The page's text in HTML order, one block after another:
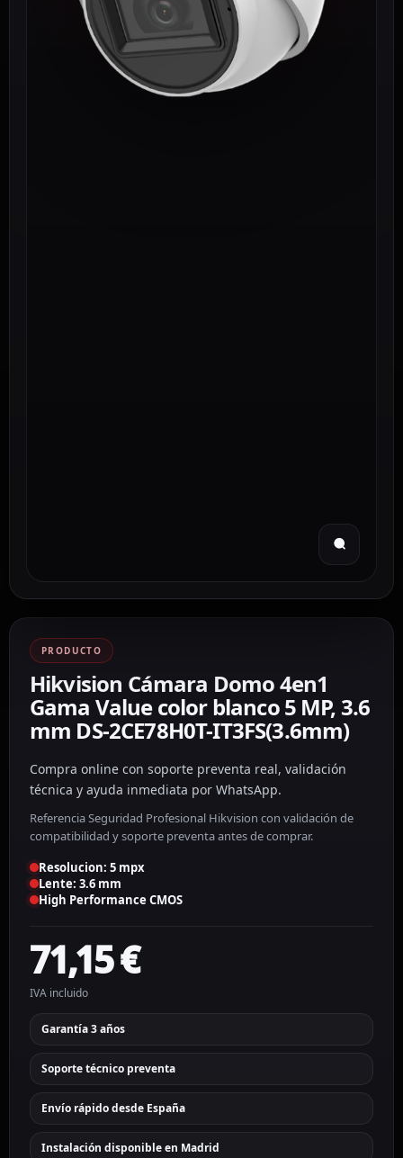
PRODUCTO
Hikvision Cámara Domo 4en1
Gama Value color blanco 5 MP, 3.6
mm DS-2CE78H0T-IT3FS(3.6mm)
Compra online con soporte preventa real, validación
técnica y ayuda inmediata por WhatsApp.
Referencia Seguridad Profesional Hikvision con validación de
compatibilidad y soporte preventa antes de comprar.
Resolucion: 5 mpx
Lente: 3.6 mm
High Performance CMOS
71,15€
IVA incluido
Garantía 3 años
Soporte técnico preventa
Envío rápido desde España
Instalación disponible en Madrid